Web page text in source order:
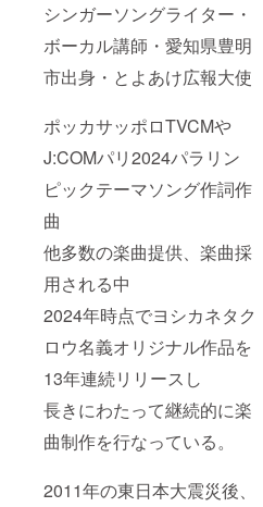
シンガーソングライター・
ボーカル講師・愛知県豊明
市出身・とよあけ広報大使
ポッカサッポロTVCMや
J:COMパリ2024パラリン
ピックテーマソング作詞作
曲
他多数の楽曲提供、楽曲採
用される中
2024年時点でヨシカネタク
ロウ名義オリジナル作品を
13年連続リリースし
長きにわたって継続的に楽
曲制作を行なっている。
2011年の東日本大震災後、